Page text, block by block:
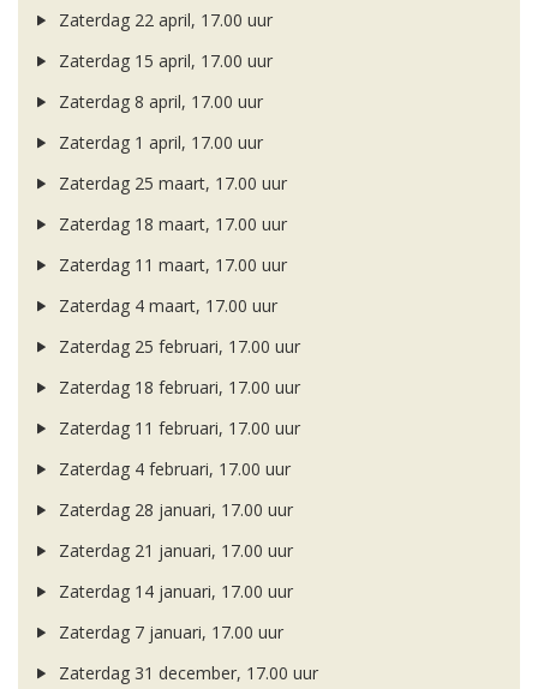
Zaterdag 22 april, 17.00 uur
Zaterdag 15 april, 17.00 uur
Zaterdag 8 april, 17.00 uur
Zaterdag 1 april, 17.00 uur
Zaterdag 25 maart, 17.00 uur
Zaterdag 18 maart, 17.00 uur
Zaterdag 11 maart, 17.00 uur
Zaterdag 4 maart, 17.00 uur
Zaterdag 25 februari, 17.00 uur
Zaterdag 18 februari, 17.00 uur
Zaterdag 11 februari, 17.00 uur
Zaterdag 4 februari, 17.00 uur
Zaterdag 28 januari, 17.00 uur
Zaterdag 21 januari, 17.00 uur
Zaterdag 14 januari, 17.00 uur
Zaterdag 7 januari, 17.00 uur
Zaterdag 31 december, 17.00 uur